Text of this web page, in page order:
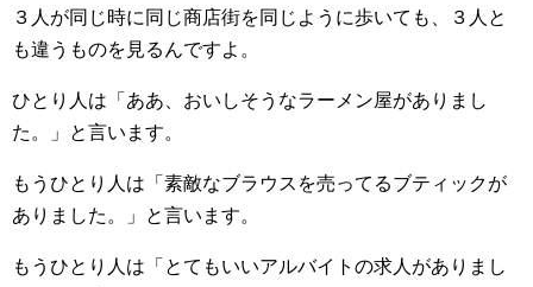
３人が同じ時に同じ商店街を同じように歩いても、３人と
も違うものを見るんですよ。
ひとり人は「ああ、おいしそうなラーメン屋がありまし
た。」と言います。
もうひとり人は「素敵なブラウスを売ってるブティックが
ありました。」と言います。
もうひとり人は「とてもいいアルバイトの求人がありまし